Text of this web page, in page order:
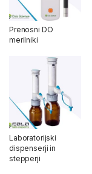
Prenosni DO
merilniki
Laboratorijski
dispenserji in
stepperji